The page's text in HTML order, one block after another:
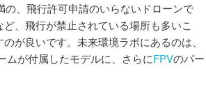
、飛行許可申請のいらないドローンで
、飛行が禁止されている場所も多いこ
が良いです。未来環境ラボにあるのは、
ムが付属したモデルに、さらにFPVのパー